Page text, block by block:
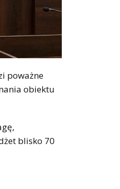
poważne
obiektu
blisko 70